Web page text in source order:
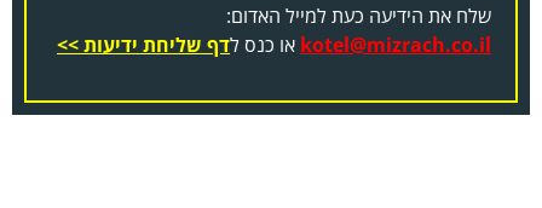
שלח את הידיעה כעת למייל האדום:
kotel@mizrach.co.ilאו כנס לדף שליחת ידיעות >>